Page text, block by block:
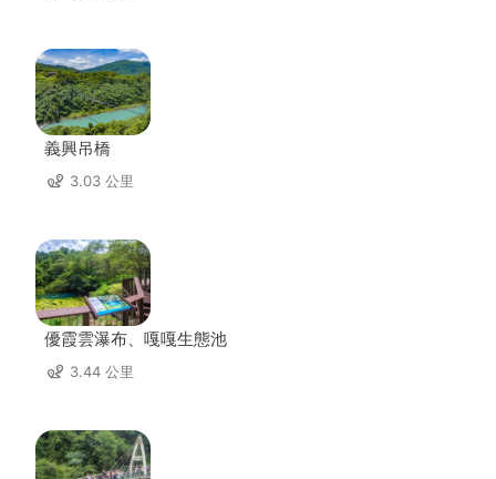
義興吊橋
3.03 公里
優霞雲瀑布、嘎嘎生態池
3.44 公里